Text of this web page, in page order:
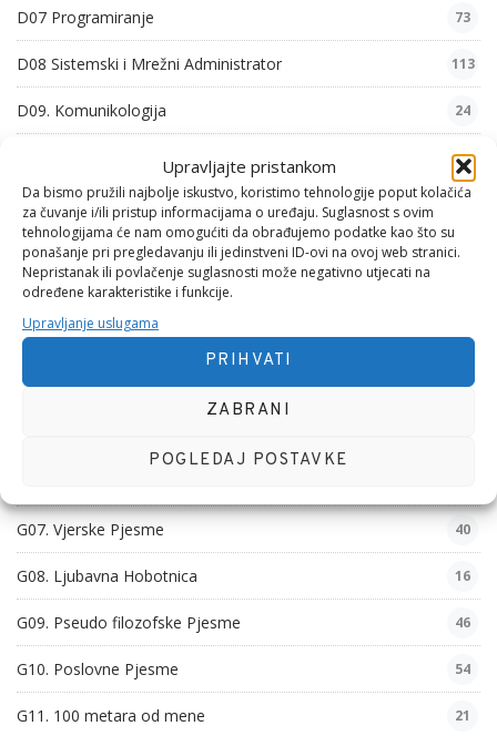
Upravljajte pristankom
Da bismo pružili najbolje iskustvo, koristimo tehnologije poput kolačića
za čuvanje i/ili pristup informacijama o uređaju. Suglasnost s ovim
tehnologijama će nam omogućiti da obrađujemo podatke kao što su
ponašanje pri pregledavanju ili jedinstveni ID-ovi na ovoj web stranici.
Nepristanak ili povlačenje suglasnosti može negativno utjecati na
određene karakteristike i funkcije.
Upravljanje uslugama
PRIHVATI
ZABRANI
POGLEDAJ POSTAVKE
D07 Programiranje 73
D08 Sistemski i Mrežni Administrator 113
D09. Komunikologija 24
5
F01. Mehanika 1 8
G01. Psihološke Pjesme 54
G02. Zabavne Pjesme
G03. Filozofske Pjesme 29
G04. Domoljubne Pjesme 26
G07. Vjerske Pjesme 40
G08. Ljubavna Hobotnica 16
G09. Pseudo filozofske Pjesme 46
G10. Poslovne Pjesme 54
G11. 100 metara od mene 21